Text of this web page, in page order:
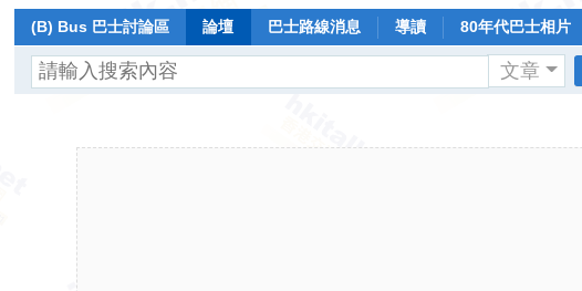
(B) Bus 巴士討論區 論壇 巴士路線消息 導讀 80年代巴士相片
文章